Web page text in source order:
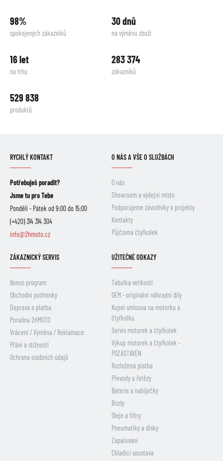
98%
spokojených zákazníků
30 dnů
na výměnu zboží
16 let
na trhu
283 374
zákazníků
529 838
produktů
RYCHLÝ KONTAKT
Potřebuješ poradit?
Jsme tu pro Tebe
Pondělí - Pátek od 9:00 do 15:00
(+420) 314 314 304
info@2hmoto.cz
O NÁS A VŠE O SLUŽBÁCH
O nás
Showroom a výdejní místo
Podporujeme závodníky a projekty
Kontakty
Půjčovna čtyřkolek
ZÁKAZNICKÝ SERVIS
Bonus program
Obchodní podmínky
Doprava a platba
Poradna 2HMOTO
Vrácení / Výměna / Reklamace
Přání a stížnosti
Ochrana osobních údajů
UŽITEČNÉ ODKAZY
Tabulka velikostí
OEM - originální náhradní díly
Kupní smlouva na motorku a
čtyřkolku
Servis motorek a čtyřkolek
Výkup motorek a čtyřkolek -
POZASTAVEN
Rozložená platba
Převody a řetězy
Baterie a nabíječky
Brzdy
Oleje a filtry
Pneumatiky a disky
Zapalování
Chladicí soustava